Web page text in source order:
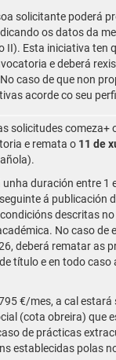
solicitante poderá
os datos da
II). Esta iniciativa ten
e deberá
caso de que non
acorde co seu
solicitudes comeza+
e remata o 11 de
duración entre 1
á publicación
descritas
No caso de
deberá rematar as
título e en todo caso
€/mes, a cal
(cota obreira) que
de prácticas
establecidas polas